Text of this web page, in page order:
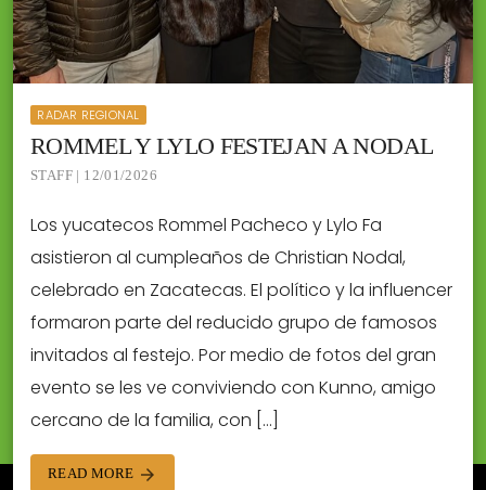
RADAR REGIONAL
ROMMEL Y LYLO FESTEJAN A NODAL
STAFF | 12/01/2026
Los yucatecos Rommel Pacheco y Lylo Fa
asistieron al cumpleaños de Christian Nodal,
celebrado en Zacatecas. El político y la influencer
formaron parte del reducido grupo de famosos
invitados al festejo. Por medio de fotos del gran
evento se les ve conviviendo con Kunno, amigo
cercano de la familia, con […]
READ MORE arrow_forward